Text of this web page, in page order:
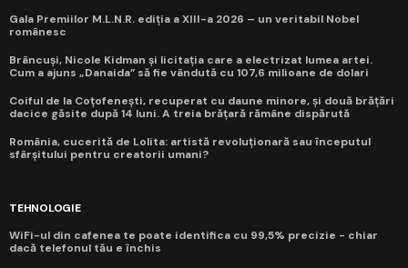
Gala Premiilor M.L.N.R. ediția a XIII-a 2026 – un veritabil Nobel
românesc
Brâncuși, Nicole Kidman și licitația care a electrizat lumea artei.
Cum a ajuns „Danaida” să fie vândută cu 107,6 milioane de dolari
Coiful de la Coțofenești, recuperat cu daune minore, și două brățări
dacice găsite după 14 luni. A treia brățară rămâne dispărută
România, cucerită de Lolita: artistă revoluționară sau începutul
sfârșitului pentru creatorii umani?
TEHNOLOGIE
WiFi-ul din cafenea te poate identifica cu 99,5% precizie - chiar
dacă telefonul tău e închis